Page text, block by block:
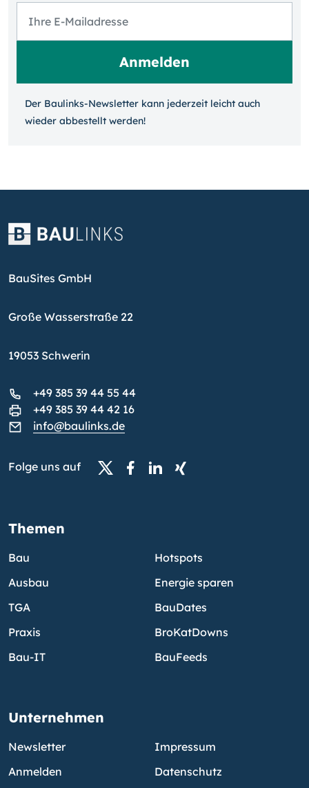
Der Baulinks-Newsletter kann jeder­zeit leicht auch
wieder ab­bestellt werden!
BauSites GmbH
Große Wasserstraße 22
19053 Schwerin
+49 385 39 44 55 44
+49 385 39 44 42 16
info@baulinks.de
Folge uns auf
Themen
Bau
Ausbau
TGA
Praxis
Bau-IT
Hotspots
Energie sparen
BauDates
BroKatDowns
BauFeeds
Unternehmen
Newsletter
Anmelden
Impressum
Datenschutz